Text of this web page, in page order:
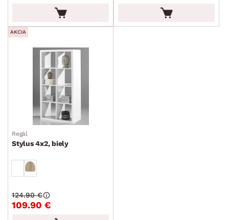
AKCIA
Regál
Stylus 4x2, biely
109.90 €
124.90 €